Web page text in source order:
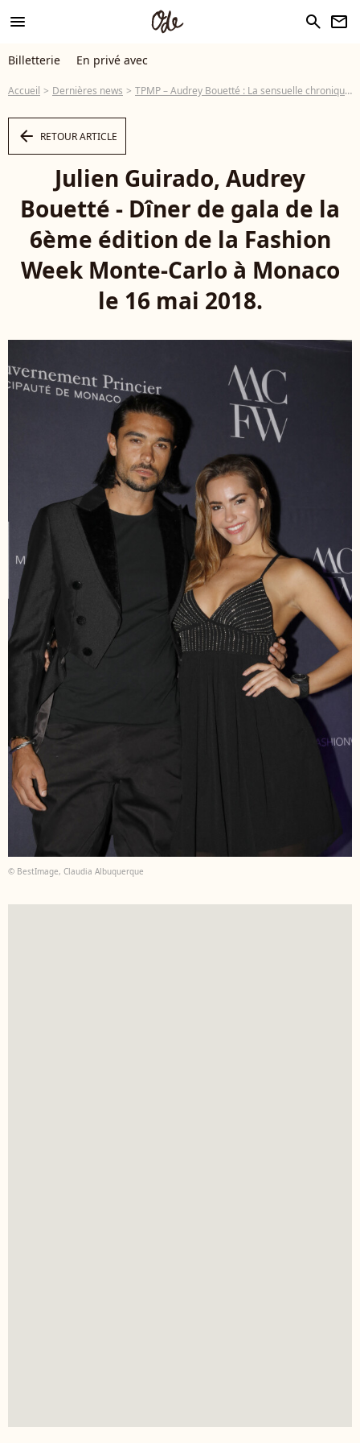
menu search newsletter
Billetterie En privé avec
Accueil Dernières news TPMP – Audrey Bouetté : La sensuelle chroniqueuse est une ex d'une star de télé-réalité
arrow_left RETOUR ARTICLE
Julien Guirado, Audrey
Bouetté - Dîner de gala de la
6ème édition de la Fashion
Week Monte-Carlo à Monaco
le 16 mai 2018.
© BestImage, Claudia Albuquerque